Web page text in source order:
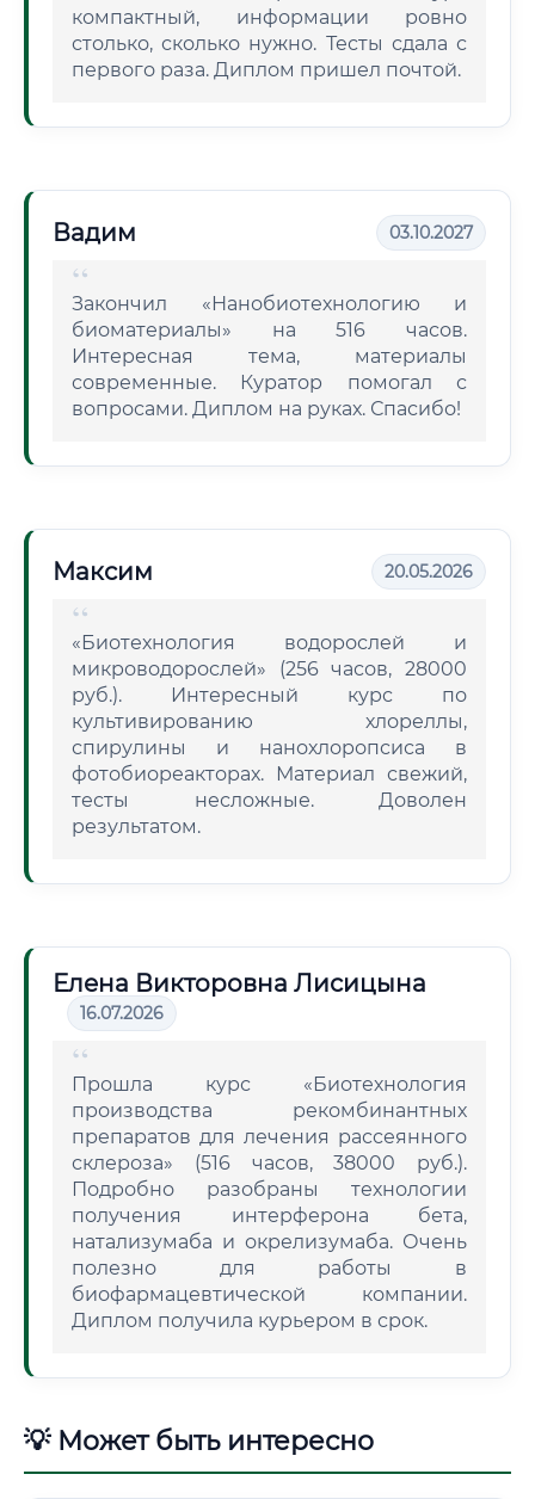
компактный, информации ровно
столько, сколько нужно. Тесты сдала с
первого раза. Диплом пришел почтой.
Вадим 03.10.2027
Закончил «Нанобиотехнологию и
биоматериалы» на 516 часов.
Интересная тема, материалы
современные. Куратор помогал с
вопросами. Диплом на руках. Спасибо!
Максим 20.05.2026
«Биотехнология водорослей и
микроводорослей» (256 часов, 28000
руб.). Интересный курс по
культивированию хлореллы,
спирулины и нанохлоропсиса в
фотобиореакторах. Материал свежий,
тесты несложные. Доволен
результатом.
Елена Викторовна Лисицына
16.07.2026
Прошла курс «Биотехнология
производства рекомбинантных
препаратов для лечения рассеянного
склероза» (516 часов, 38000 руб.).
Подробно разобраны технологии
получения интерферона бета,
натализумаба и окрелизумаба. Очень
полезно для работы в
биофармацевтической компании.
Диплом получила курьером в срок.
💡 Может быть интересно